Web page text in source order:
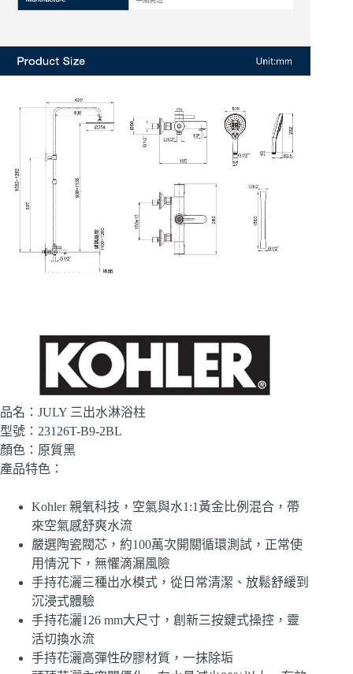
品名：JULY 三出水淋浴柱
型號：23126T-B9-2BL
顏色：原質黑
產品特色：
Kohler 親氧科技，空氣與水1:1黃金比例混合，帶
來空氣感舒爽水流
嚴選陶瓷閥芯，約100萬次開關循環測試，正常使
用情況下，無懼滴漏風險
手持花灑三種出水模式，從日常清潔、放鬆舒緩到
沉浸式體驗
手持花灑126 mm大尺寸，創新三按鍵式操控，靈
活切換水流
手持花灑高彈性矽膠材質，一抹除垢